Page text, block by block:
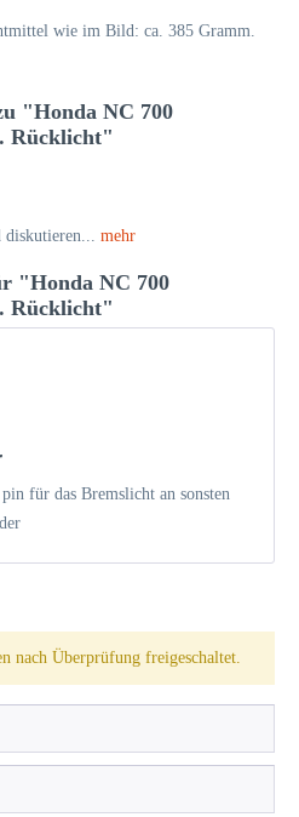
wie im Bild: ca. 385 Gramm.
"Honda NC 700
Rücklicht"
diskutieren... mehr
"Honda NC 700
Rücklicht"
für das Bremslicht an sonsten
nach Überprüfung freigeschaltet.